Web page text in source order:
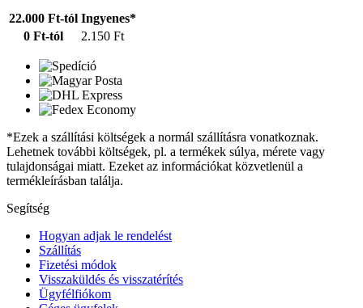
22.000 Ft-tól Ingyenes*
0 Ft-tól
2.150 Ft
*Ezek a szállítási költségek a normál szállításra vonatkoznak.
Lehetnek további költségek, pl. a termékek súlya, mérete vagy
tulajdonságai miatt. Ezeket az információkat közvetlenül a
termékleírásban találja.
Segítség
Hogyan adjak le rendelést
Szállítás
Fizetési módok
Visszaküldés és visszatérítés
Ügyfélfiókom